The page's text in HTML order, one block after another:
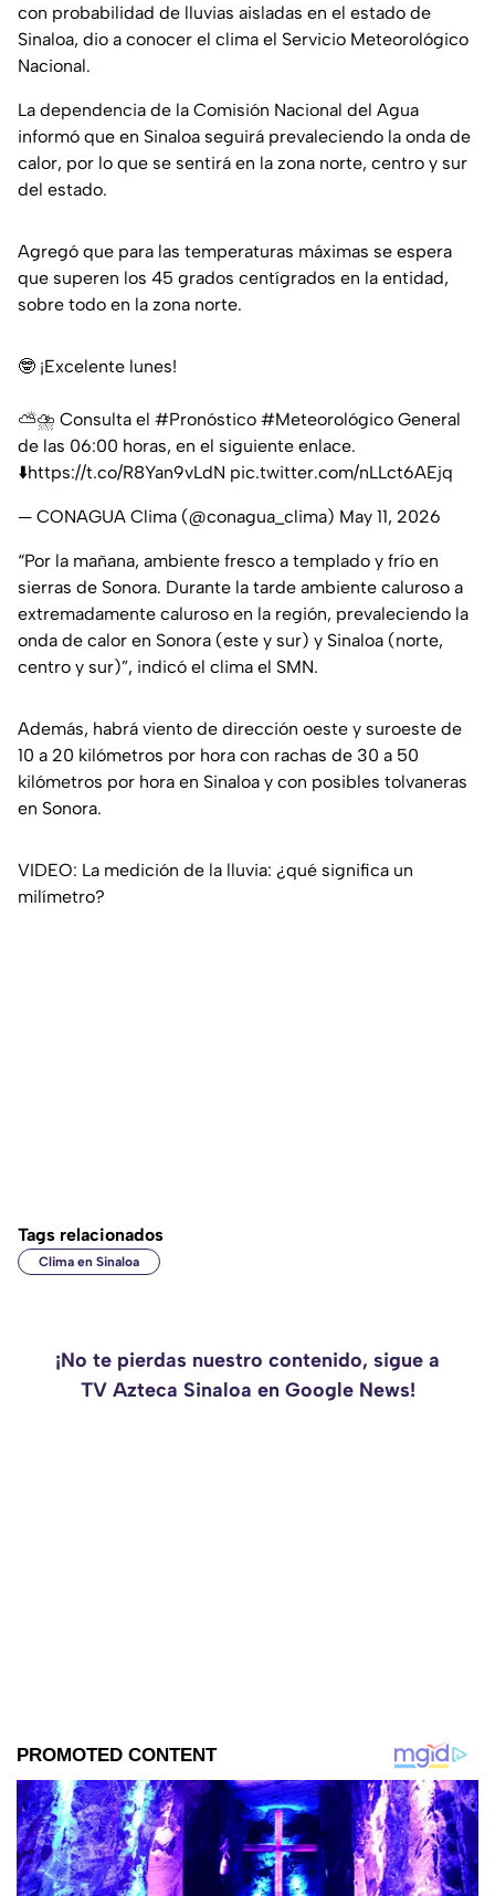
con probabilidad de lluvias aisladas en el estado de
Sinaloa, dio a conocer el clima el Servicio Meteorológico
Nacional.
La dependencia de la Comisión Nacional del Agua
informó que en Sinaloa seguirá prevaleciendo la onda de
calor, por lo que se sentirá en la zona norte, centro y sur
del estado.
Agregó que para las temperaturas máximas se espera
que superen los 45 grados centígrados en la entidad,
sobre todo en la zona norte.
🤓 ¡Excelente lunes!
⛅️⛈️ Consulta el #Pronóstico #Meteorológico General
de las 06:00 horas, en el siguiente enlace.
⬇️https://t.co/R8Yan9vLdN pic.twitter.com/nLLct6AEjq
— CONAGUA Clima (@conagua_clima) May 11, 2026
“Por la mañana, ambiente fresco a templado y frío en
sierras de Sonora. Durante la tarde ambiente caluroso a
extremadamente caluroso en la región, prevaleciendo la
onda de calor en Sonora (este y sur) y Sinaloa (norte,
centro y sur)”, indicó el clima el SMN.
Además, habrá viento de dirección oeste y suroeste de
10 a 20 kilómetros por hora con rachas de 30 a 50
kilómetros por hora en Sinaloa y con posibles tolvaneras
en Sonora.
VIDEO: La medición de la lluvia: ¿qué significa un
milímetro?
Tags relacionados
Clima en Sinaloa
¡No te pierdas nuestro contenido, sigue a
TV Azteca Sinaloa en Google News!